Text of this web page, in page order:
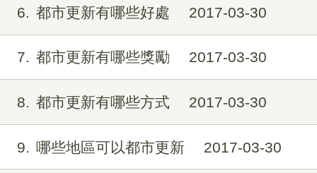
6 都市更新有哪些好處 2017-03-30
7 都市更新有哪些獎勵 2017-03-30
8 都市更新有哪些方式 2017-03-30
9 哪些地區可以都市更新 2017-03-30